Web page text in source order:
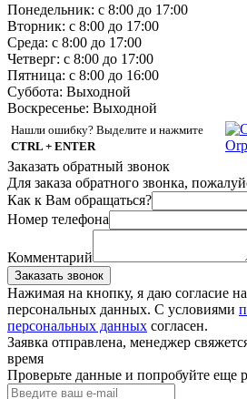
Понедельник: с 8:00 до 17:00
Вторник: с 8:00 до 17:00
Среда: с 8:00 до 17:00
Четверг: с 8:00 до 17:00
Пятница: с 8:00 до 16:00
Суббота: Выходной
Воскресенье: Выходной
Нашли ошибку? Выделите и нажмите
CTRL + ENTER
Заказать обратный звонок
Для заказа обратного звонка,
Как к Вам обращаться?
Номер телефона
Комментарий
Заказать звонок
Нажимая на кнопку, я даю согласие
персональных данных. С условиями
персональных данных согласен.
Заявка отправлена, менеджер
время
Проверьте данные и попробуйте еще